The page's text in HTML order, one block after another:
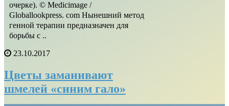
очерке). © Medicimage /
Globallookpress. com Нынешний метод
генной терапии предназначен для
борьбы с ..
23.10.2017
Цветы заманивают
шмелей «синим гало»